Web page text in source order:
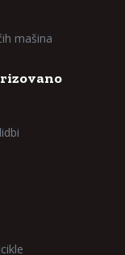
mašina